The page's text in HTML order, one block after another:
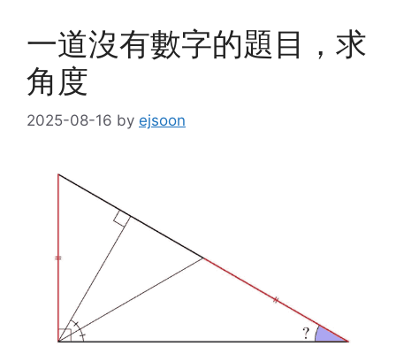
一道沒有數字的題目，求
角度
2025-08-16 by ejsoon